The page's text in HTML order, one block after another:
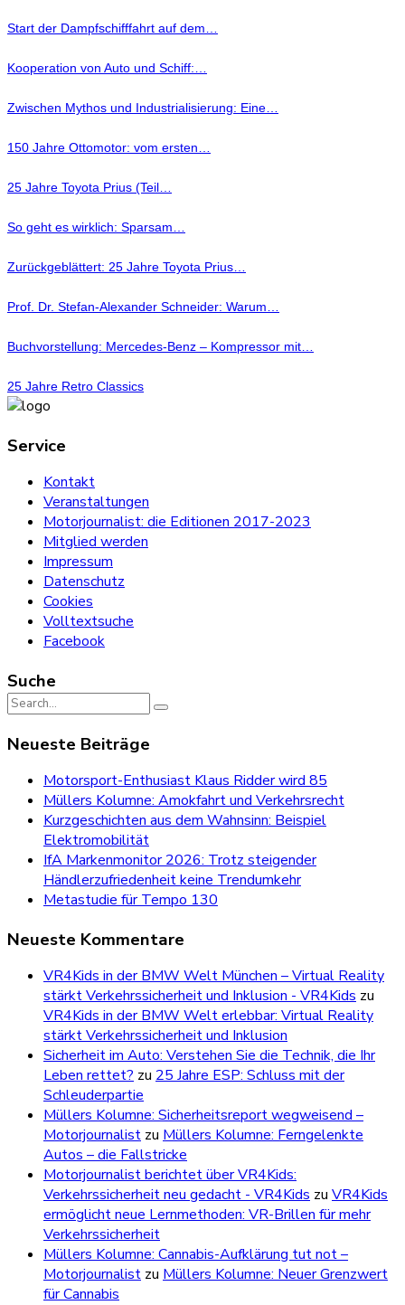
Start der Dampfschifffahrt auf dem…
Kooperation von Auto und Schiff:…
Zwischen Mythos und Industrialisierung: Eine…
150 Jahre Ottomotor: vom ersten…
25 Jahre Toyota Prius (Teil…
So geht es wirklich: Sparsam…
Zurückgeblättert: 25 Jahre Toyota Prius…
Prof. Dr. Stefan-Alexander Schneider: Warum…
Buchvorstellung: Mercedes-Benz – Kompressor mit…
25 Jahre Retro Classics
Service
Kontakt
Veranstaltungen
Motorjournalist: die Editionen 2017-2023
Mitglied werden
Impressum
Datenschutz
Cookies
Volltextsuche
Facebook
Suche
Search
for:
Neueste Beiträge
Motorsport-Enthusiast Klaus Ridder wird 85
Müllers Kolumne: Amokfahrt und Verkehrsrecht
Kurzgeschichten aus dem Wahnsinn: Beispiel
Elektromobilität
IfA Markenmonitor 2026: Trotz steigender
Händlerzufriedenheit keine Trendumkehr
Metastudie für Tempo 130
Neueste Kommentare
VR4Kids in der BMW Welt München – Virtual Reality
stärkt Verkehrssicherheit und Inklusion - VR4Kids zu
VR4Kids in der BMW Welt erlebbar: Virtual Reality
stärkt Verkehrssicherheit und Inklusion
Sicherheit im Auto: Verstehen Sie die Technik, die Ihr
Leben rettet? zu 25 Jahre ESP: Schluss mit der
Schleuderpartie
Müllers Kolumne: Sicherheitsreport wegweisend –
Motorjournalist zu Müllers Kolumne: Ferngelenkte
Autos – die Fallstricke
Motorjournalist berichtet über VR4Kids:
Verkehrssicherheit neu gedacht - VR4Kids zu VR4Kids
ermöglicht neue Lernmethoden: VR-Brillen für mehr
Verkehrssicherheit
Müllers Kolumne: Cannabis-Aufklärung tut not –
Motorjournalist zu Müllers Kolumne: Neuer Grenzwert
für Cannabis